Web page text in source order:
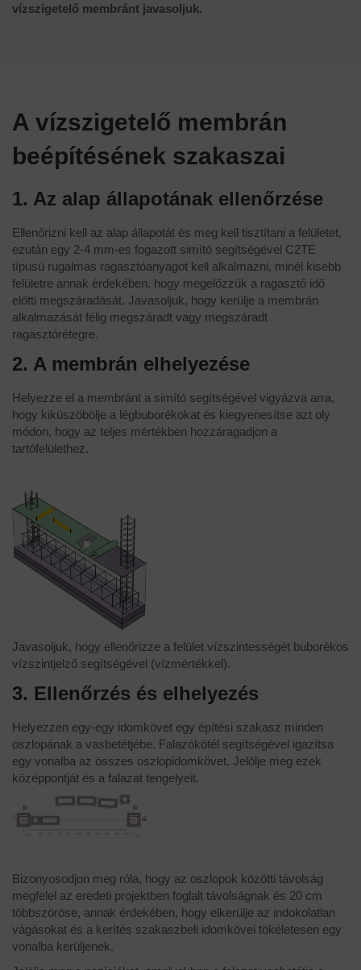
vízszigetelő membránt javasoljuk.
A vízszigetelő membrán
beépítésének szakaszai
1. Az alap állapotának ellenőrzése
Ellenőrizni kell az alap állapotát és meg kell tisztítani a felületet,
ezután egy 2-4 mm-es fogazott simító segítségével C2TE
típusú rugalmas ragasztóanyagot kell alkalmazni, minél kisebb
felületre annak érdekében, hogy megelőzzük a ragasztó idő
előtti megszáradását. Javasoljuk, hogy kerülje a membrán
alkalmazását félig megszáradt vagy megszáradt
ragasztórétegre.
2. A membrán elhelyezése
Helyezze el a membránt a simító segítségével vigyázva arra,
hogy kiküszöbölje a légbuborékokat és kiegyenesítse azt oly
módon, hogy az teljes mértékben hozzáragadjon a
tartófelülethez.
Javasoljuk, hogy ellenőrizze a felület vízszintességét buborékos
vízszintjelző segítségével (vízmértékkel).
3. Ellenőrzés és elhelyezés
Helyezzen egy-egy idomkövet egy építési szakasz minden
oszlopának a vasbetétjébe. Falazókötél segítségével igazítsa
egy vonalba az összes oszlopidomkövet. Jelölje meg ezek
középpontját és a falazat tengelyeit.
Bizonyosodjon meg róla, hogy az oszlopok közötti távolság
megfelel az eredeti projektben foglalt távolságnak és 20 cm
többszöröse, annak érdekében, hogy elkerülje az indokolatlan
vágásokat és a kerítés szakaszbeli idomkövei tökéletesen egy
vonalba kerüljenek.